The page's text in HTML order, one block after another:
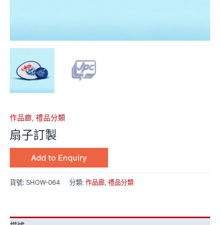
作品廊, 禮品分類
扇子訂製
Add to Enquiry
貨號: SHOW-064 分類: 作品廊, 禮品分類